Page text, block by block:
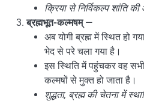
क्रिया से निर्विकल्प शांति
ब्रह्मभूत-कल्मषम्—
अब योगी ब्रह्म में स्थित हो
भेद से परे चला गया है।
इस स्थिति में पहुंचकर वह
कल्मषों से मुक्त हो जाता है।
शुद्धता, ब्रह्म की चेतना में